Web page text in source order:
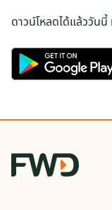
ดาวน์โหลดได้แล้ววันนี้
google-
play